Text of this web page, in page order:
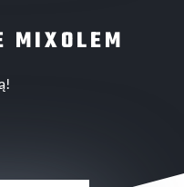
MIXOLEM